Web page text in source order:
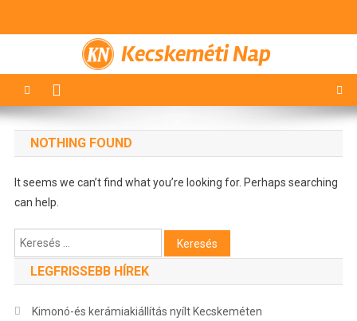
Kecskeméti Nap
NOTHING FOUND
It seems we can’t find what you’re looking for. Perhaps searching
can help.
Keresés:
LEGFRISSEBB HÍREK
Kimonó-és kerámiakiállítás nyílt Kecskeméten